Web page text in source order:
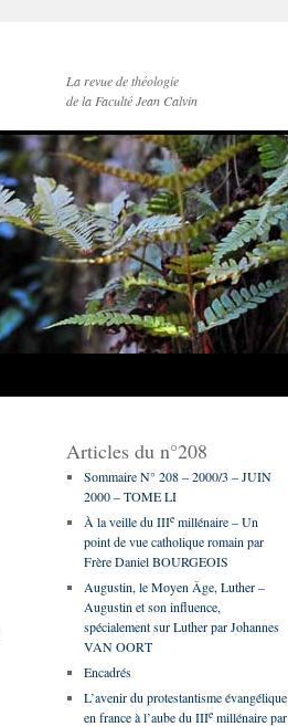
La revue de théologie
de la Faculté Jean Calvin
Articles du n°208
Sommaire N° 208 – 2000/3 – JUIN
2000 – TOME LI
À la veille du IIIemillénaire – Un
point de vue catholique romain par
Frère Daniel BOURGEOIS
Augustin, le Moyen Âge, Luther –
Augustin et son influence,
spécialement sur Luther par Johannes
VAN OORT
Encadrés
L’avenir du protestantisme évangélique
en france à l’aube du IIIemillénaire par